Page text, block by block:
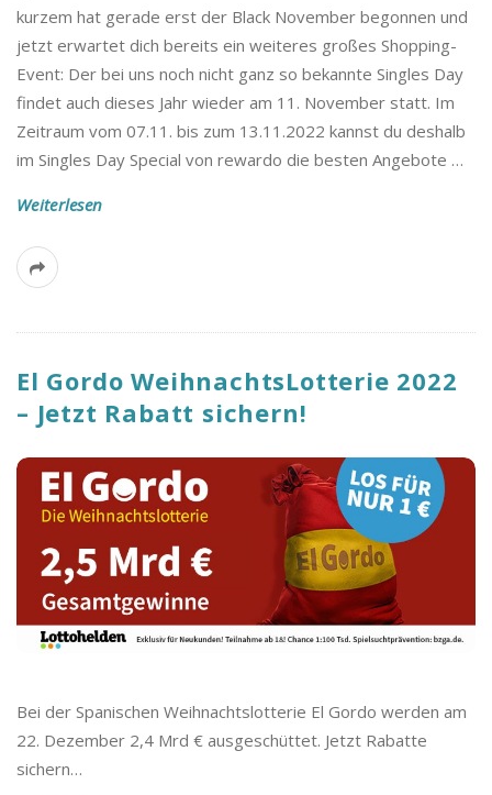
kurzem hat gerade erst der Black November begonnen und
jetzt erwartet dich bereits ein weiteres großes Shopping-
Event: Der bei uns noch nicht ganz so bekannte Singles Day
findet auch dieses Jahr wieder am 11. November statt. Im
Zeitraum vom 07.11. bis zum 13.11.2022 kannst du deshalb
im Singles Day Special von rewardo die besten Angebote …
Weiterlesen
El Gordo WeihnachtsLotterie 2022
– Jetzt Rabatt sichern!
Bei der Spanischen Weihnachtslotterie El Gordo werden am
22. Dezember 2,4 Mrd € ausgeschüttet. Jetzt Rabatte
sichern…